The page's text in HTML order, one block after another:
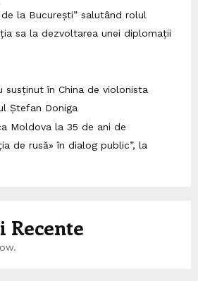
la București” salutând rolul
sa la dezvoltarea unei diplomații
susținut în China de violonista
Ștefan Doniga
Moldova la 35 de ani de
de rusă» în dialog public”, la
Recente